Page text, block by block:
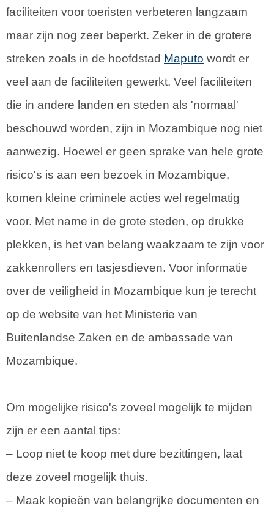
faciliteiten voor toeristen verbeteren langzaam
maar zijn nog zeer beperkt. Zeker in de grotere
streken zoals in de hoofdstad Maputo wordt er
veel aan de faciliteiten gewerkt. Veel faciliteiten
die in andere landen en steden als 'normaal'
beschouwd worden, zijn in Mozambique nog niet
aanwezig. Hoewel er geen sprake van hele grote
risico's is aan een bezoek in Mozambique,
komen kleine criminele acties wel regelmatig
voor. Met name in de grote steden, op drukke
plekken, is het van belang waakzaam te zijn voor
zakkenrollers en tasjesdieven. Voor informatie
over de veiligheid in Mozambique kun je terecht
op de website van het Ministerie van
Buitenlandse Zaken en de ambassade van
Mozambique.
Om mogelijke risico's zoveel mogelijk te mijden
zijn er een aantal tips:
– Loop niet te koop met dure bezittingen, laat
deze zoveel mogelijk thuis.
– Maak kopieën van belangrijke documenten en